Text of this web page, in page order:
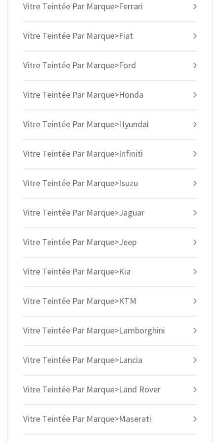
Vitre Teintée Par Marque>Ferrari
Vitre Teintée Par Marque>Fiat
Vitre Teintée Par Marque>Ford
Vitre Teintée Par Marque>Honda
Vitre Teintée Par Marque>Hyundai
Vitre Teintée Par Marque>Infiniti
Vitre Teintée Par Marque>Isuzu
Vitre Teintée Par Marque>Jaguar
Vitre Teintée Par Marque>Jeep
Vitre Teintée Par Marque>Kia
Vitre Teintée Par Marque>KTM
Vitre Teintée Par Marque>Lamborghini
Vitre Teintée Par Marque>Lancia
Vitre Teintée Par Marque>Land Rover
Vitre Teintée Par Marque>Maserati